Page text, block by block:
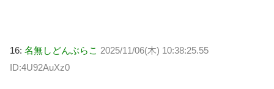
16: 名無しどんぶらこ 2025/11/06(木) 10:38:25.55
ID:4U92AuXz0